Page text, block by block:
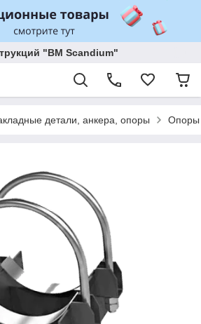
"BM Scandium"
детали, анкера, опоры Опоры